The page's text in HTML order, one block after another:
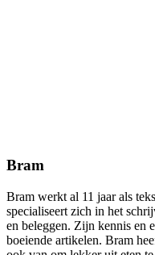
Bram
Bram werkt al 11 jaar als
specialiseert zich in het
en beleggen. Zijn kennis en
boeiende artikelen. Bram